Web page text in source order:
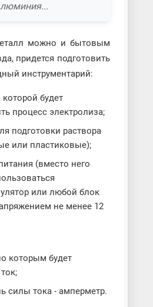
можно и бытовым
придется подготовить
инструментарий:
будет
процесс электролиза;
подготовки раствора
или пластиковые);
(вместо него
или любой блок
не менее 12
которым будет
силы тока - амперметр.